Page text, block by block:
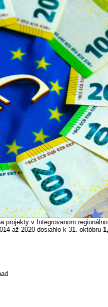
projekty v Integrovanom
až 2020 dosiahlo k 31. októbru